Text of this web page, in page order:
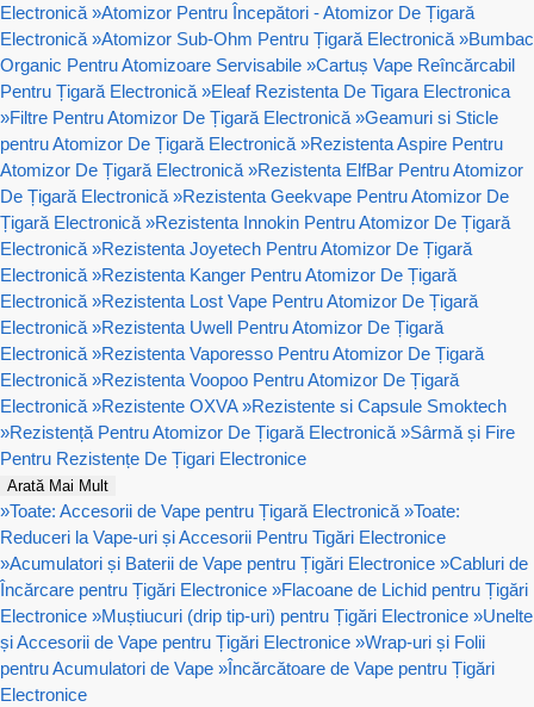
Electronică »Atomizor Pentru Începători - Atomizor De Țigară
Electronică »Atomizor Sub-Ohm Pentru Țigară Electronică »Bumbac
Organic Pentru Atomizoare Servisabile »Cartuș Vape Reîncărcabil
Pentru Țigară Electronică »Eleaf Rezistenta De Tigara Electronica
»Filtre Pentru Atomizor De Țigară Electronică »Geamuri si Sticle
pentru Atomizor De Țigară Electronică »Rezistenta Aspire Pentru
Atomizor De Țigară Electronică »Rezistenta ElfBar Pentru Atomizor
De Țigară Electronică »Rezistenta Geekvape Pentru Atomizor De
Țigară Electronică »Rezistenta Innokin Pentru Atomizor De Țigară
Electronică »Rezistenta Joyetech Pentru Atomizor De Țigară
Electronică »Rezistenta Kanger Pentru Atomizor De Țigară
Electronică »Rezistenta Lost Vape Pentru Atomizor De Țigară
Electronică »Rezistenta Uwell Pentru Atomizor De Țigară
Electronică »Rezistenta Vaporesso Pentru Atomizor De Țigară
Electronică »Rezistenta Voopoo Pentru Atomizor De Țigară
Electronică »Rezistente OXVA »Rezistente si Capsule Smoktech
»Rezistență Pentru Atomizor De Țigară Electronică »Sârmă și Fire
Pentru Rezistențe De Țigari Electronice
Arată Mai Mult
»Toate: Accesorii de Vape pentru Țigară Electronică »Toate:
Reduceri la Vape-uri și Accesorii Pentru Tigări Electronice
»Acumulatori și Baterii de Vape pentru Țigări Electronice »Cabluri de
Încărcare pentru Țigări Electronice »Flacoane de Lichid pentru Țigări
Electronice »Muștiucuri (drip tip-uri) pentru Țigări Electronice »Unelte
și Accesorii de Vape pentru Țigări Electronice »Wrap-uri și Folii
pentru Acumulatori de Vape »Încărcătoare de Vape pentru Țigări
Electronice